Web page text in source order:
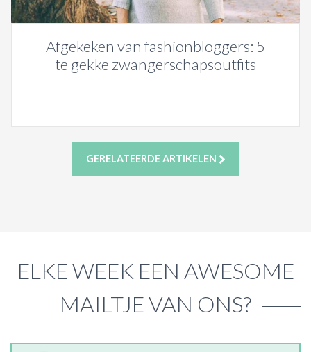
Afgekeken van fashionbloggers: 5
te gekke zwangerschapsoutfits
GERELATEERDE ARTIKELEN
ELKE WEEK EEN AWESOME
MAILTJE VAN ONS?